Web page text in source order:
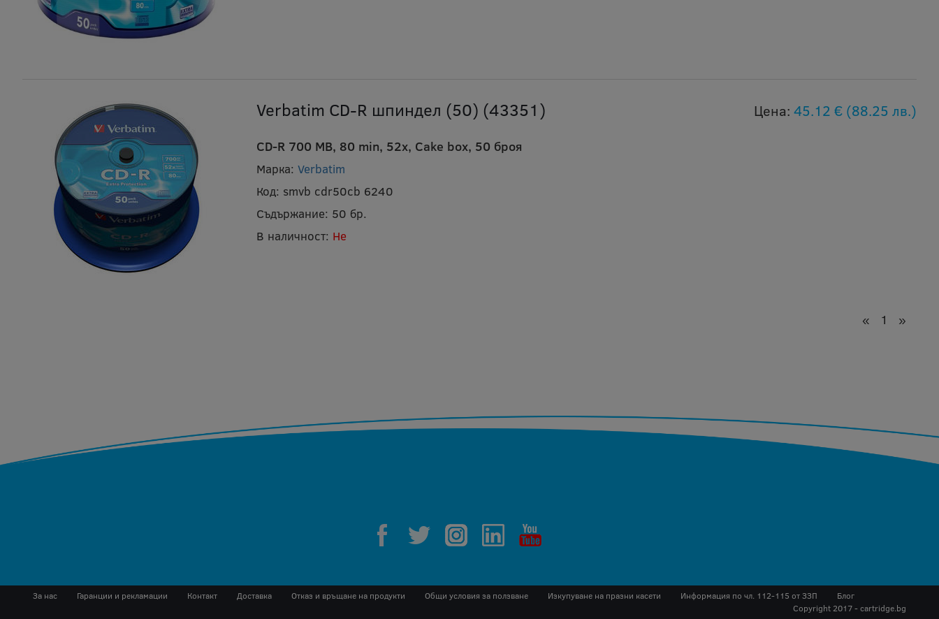
Verbatim CD-R шпиндел (50) (43351)
CD-R 700 MB, 80 min, 52x, Cake box, 50 броя
Марка: Verbatim
Код: smvb cdr50cb 6240
Съдържание: 50 бр.
В наличност: Не
Цена: 45.12 € (88.25 лв.)
« 1 »
За нас Гаранции и рекламации Контакт Доставка Отказ и връщане на продукти Общи условия за ползване Изкупуване на празни касети Инфopмaция пo чл. 112-115 oт ЗЗΠ
Блог
Copyright 2017 - cartridge.bg